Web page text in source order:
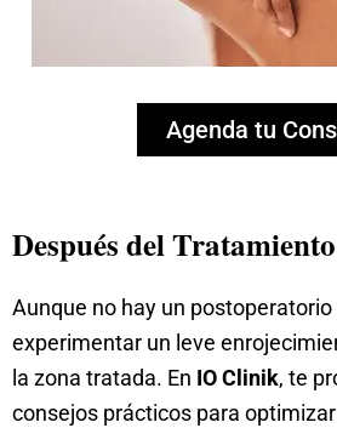
Agenda tu
Después del Tratamiento
Aunque no hay un postoperatorio
experimentar un leve
la zona tratada. En IO Clinik, te
consejos prácticos para